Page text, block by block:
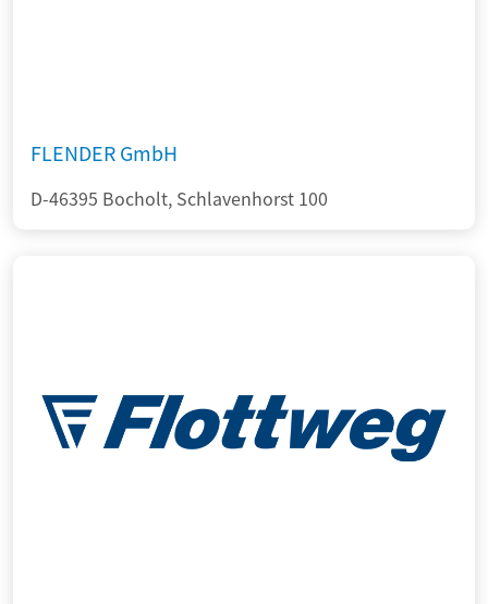
FLENDER GmbH
D-46395 Bocholt, Schlavenhorst 100